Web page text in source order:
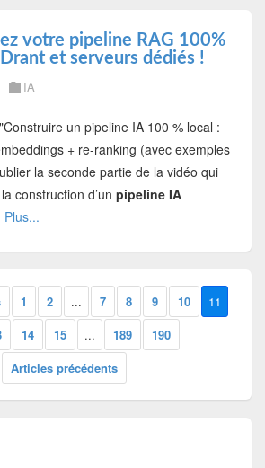
votre pipeline RAG 100%
et serveurs dédiés !
IA
un pipeline IA 100 % local :
+ re-ranking (avec exemples
la seconde partie de la vidéo qui
construction d’un pipeline IA
Plus...
1 2 ... 7 8 9 10
11
14 15 ... 189
190
Articles précédents